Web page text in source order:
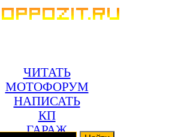
ЧИТАТЬ
МОТОФОРУМ
НАПИСАТЬ
КП
ГАРАЖ